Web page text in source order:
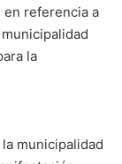
en referencia a
la
municipalidad